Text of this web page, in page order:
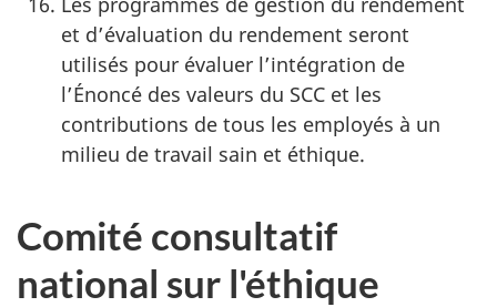
et d’évaluation du rendement seront
utilisés pour évaluer l’intégration de
l’Énoncé des valeurs du SCC et les
contributions de tous les employés à un
milieu de travail sain et éthique.
Comité consultatif
national sur l'éthique